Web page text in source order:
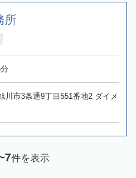
所
川市3条通9丁目551番地2 ダイメ
件を表示